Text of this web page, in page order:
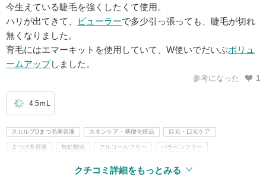
今生えている睫毛を強くしたくて使用。
ハリが出てきて、
ビューラーで多少引っ張っても、睫毛が切れ
無くなりました。
育毛にはエマーキットを使用していて、W使いでだいぶボリュ
ームアップしました。
参考になった 1
4.5ｍL
スカルプDまつ毛美容液 スキンケア・基礎化粧品 目元・口元ケア
まつげ美容液 無鉱物油 アルコールフリー パラベンフリー
クチコミ詳細をもっとみる